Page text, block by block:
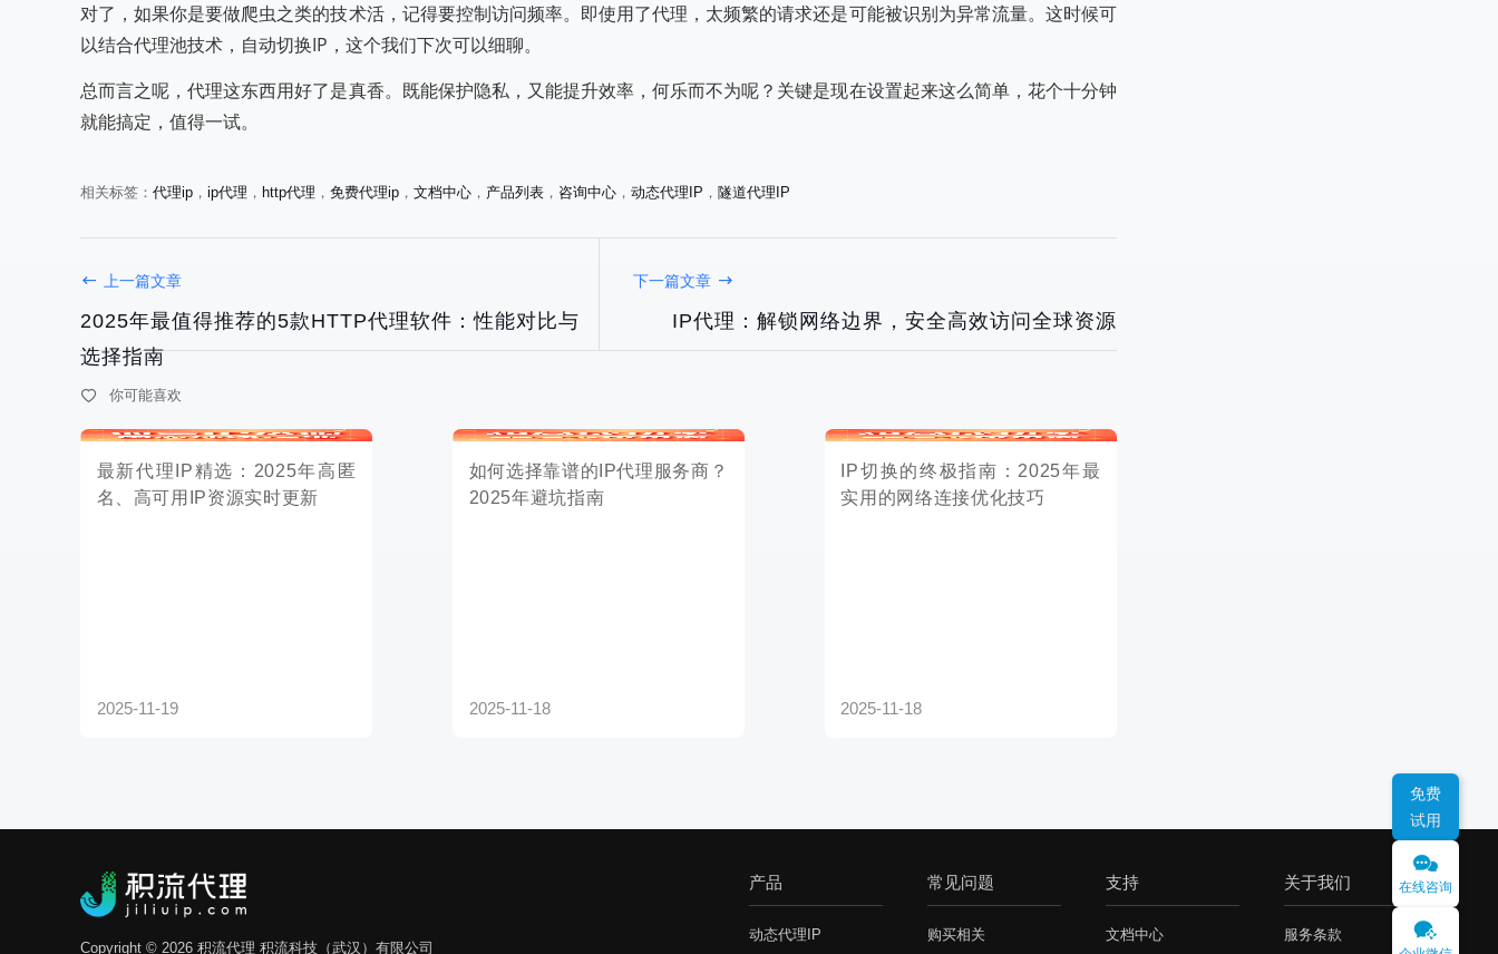
对了，如果你是要做爬虫之类的技术活，记得要控制访问频率。即使用了代理，太频繁的请求还是可能被识别为异常流量。这时候可
以结合代理池技术，自动切换IP，这个我们下次可以细聊。
总而言之呢，代理这东西用好了是真香。既能保护隐私，又能提升效率，何乐而不为呢？关键是现在设置起来这么简单，花个十分钟
就能搞定，值得一试。
相关标签： 代理ip ， ip代理 ， http代理 ， 免费代理ip ， 文档中心 ， 产品列表 ， 咨询中心 ， 动态代理IP ， 隧道代理IP
上一篇文章
2025年最值得推荐的5款HTTP代理软件：性能对比与
选择指南
下一篇文章
IP代理：解锁网络边界，安全高效访问全球资源
你可能喜欢
名、高可用IP资源实时更新
2025-11-19 2025-11-18
Copyright © 2026 积流代理 积流科技（武汉）有限公司
产品
动态代理IP
常见问题
购买相关
支持
文档中心
关于我们
服务条款
免费
试用
在线咨询